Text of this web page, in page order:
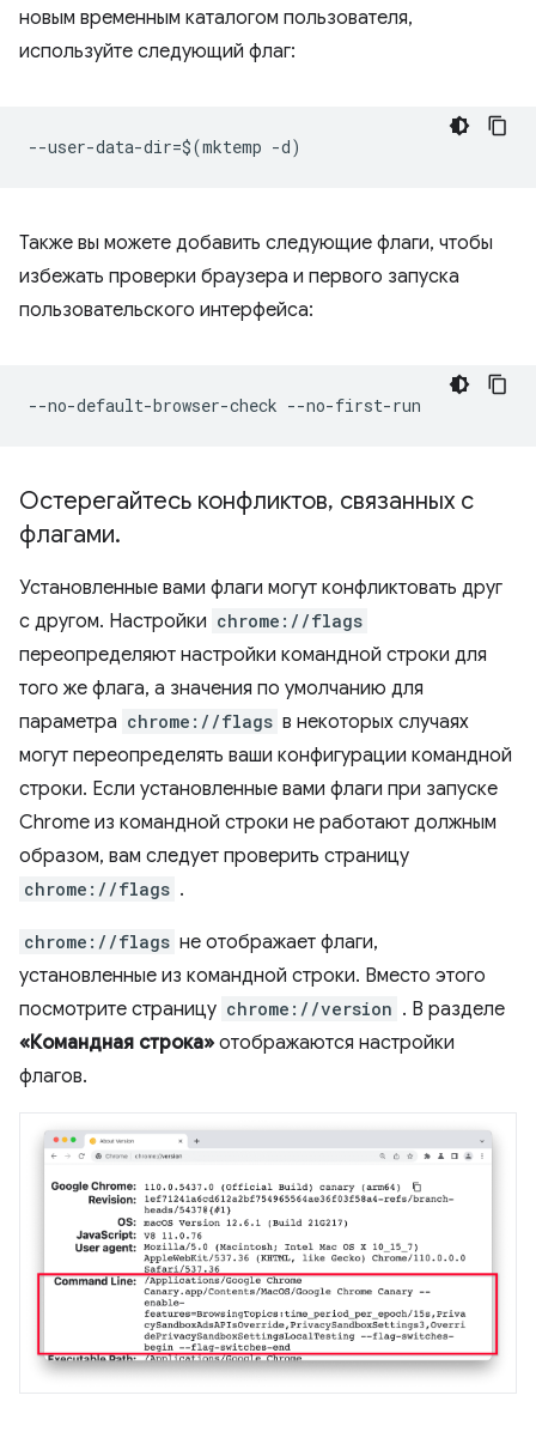
новым временным каталогом пользователя,
используйте следующий флаг:
Также вы можете добавить следующие флаги, чтобы
избежать проверки браузера и первого запуска
пользовательского интерфейса:
Остерегайтесь конфликтов, связанных с
флагами.
Установленные вами флаги могут конфликтовать друг
с другом. Настройки chrome://flags
переопределяют настройки командной строки для
того же флага, а значения по умолчанию для
параметра chrome://flags в некоторых случаях
могут переопределять ваши конфигурации командной
строки. Если установленные вами флаги при запуске
Chrome из командной строки не работают должным
образом, вам следует проверить страницу
chrome://flags .
chrome://flags не отображает флаги,
установленные из командной строки. Вместо этого
посмотрите страницу chrome://version . В разделе
«Командная строка» отображаются настройки
флагов.